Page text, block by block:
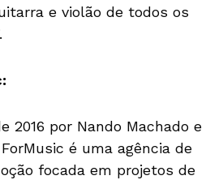
e violão de todos os
2016 por Nando Machado e
é uma agência de
focada em projetos de